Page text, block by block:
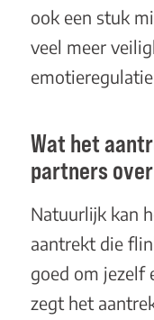
ook een stuk
veel meer
Wat het
partners
Natuurlijk kan
aantrekt die
goed om jezelf
zegt het